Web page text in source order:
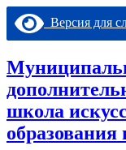
Перейти
содержимому
Версия для
школа
образования